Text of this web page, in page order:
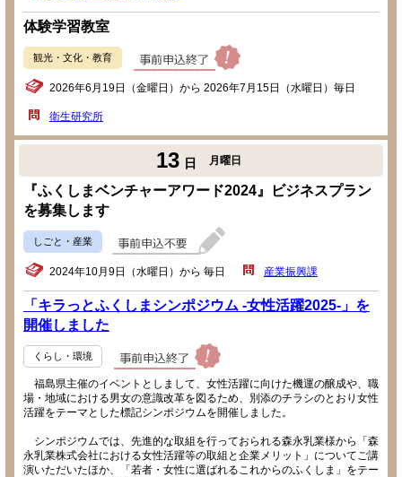
体験学習教室
観光・文化・教育
2026年6月19日（金曜日）から 2026年7月15日（水曜日）毎日
衛生研究所
13 日 月曜日
『ふくしまベンチャーアワード2024』ビジネスプラン
を募集します
しごと・産業
2024年10月9日（水曜日）から 毎日 産業振興課
「キラっとふくしまシンポジウム -女性活躍2025-」を
開催しました
くらし・環境
福島県主催のイベントとしまして、女性活躍に向けた機運の醸成や、職
場・地域における男女の意識改革を図るため、別添のチラシのとおり女性
活躍をテーマとした標記シンポジウムを開催しました。
シンポジウムでは、先進的な取組を行っておられる森永乳業様から「森
永乳業株式会社における女性活躍等の取組と企業メリット」についてご講
演いただいたほか、「若者・女性に選ばれるこれからのふくしま」をテー